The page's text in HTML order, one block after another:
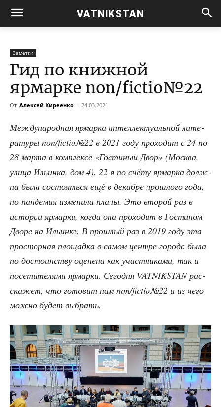
VATNIKSTAN
Заметки
Гид по книжной
ярмарке non/fictio№22
От Алексей Киреенко - 24.03.2021
Меж­ду­на­род­ная ярмар­ка интел­лек­ту­аль­ной лите­
ра­ту­ры non/fictio№22 в 2021 году про­хо­дит с 24 по
28 мар­та в ком­плек­се «Гости­ный Двор» (Москва,
ули­ца Ильин­ка, дом 4). 22‑я по счё­ту ярмар­ка долж­
на была состо­ять­ся ещё в декаб­ре про­шло­го года,
но пан­де­мия изме­ни­ла пла­ны. Это вто­рой раз в
исто­рии ярмар­ки, когда она про­хо­дит в Гости­ном
Дво­ре на Ильин­ке. В про­шлый раз в 2019 году эта
про­стор­ная пло­щад­ка в самом цен­тре горо­да была
по досто­ин­ству оце­не­на как участ­ни­ка­ми, так и
посе­ти­те­ля­ми ярмар­ки. Сего­дня VATNIKSTAN рас­
ска­жет, что гото­вит нам non/fictio№22 и из чего
мож­но будет выбрать.